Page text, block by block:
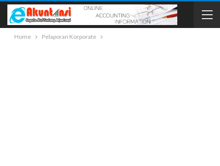
Home Pelaporan Korporate